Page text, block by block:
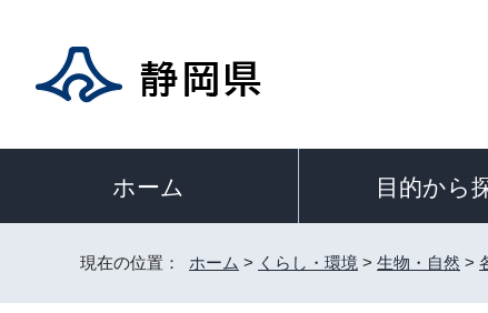
ホーム 目的から
現在の位置： ホーム > くらし・環境 > 生物・自然 >